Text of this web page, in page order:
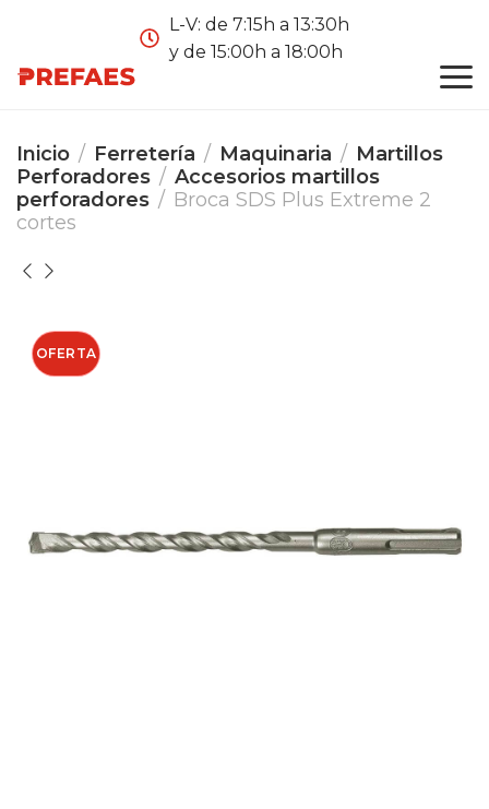
L-V: de 7:15h a 13:30h
y de 15:00h a 18:00h
Inicio Ferretería Maquinaria
Martillos
Perforadores
Accesorios martillos
perforadores
Broca SDS Plus Extreme 2
cortes
OFERTA